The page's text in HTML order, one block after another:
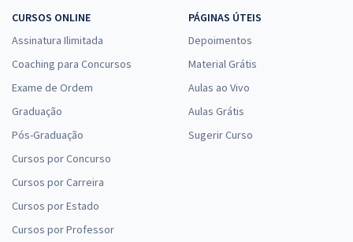
CURSOS ONLINE
Assinatura Ilimitada
Coaching para Concursos
Exame de Ordem
Graduação
Pós-Graduação
Cursos por Concurso
Cursos por Carreira
Cursos por Estado
Cursos por Professor
PÁGINAS ÚTEIS
Depoimentos
Material Grátis
Aulas ao Vivo
Aulas Grátis
Sugerir Curso